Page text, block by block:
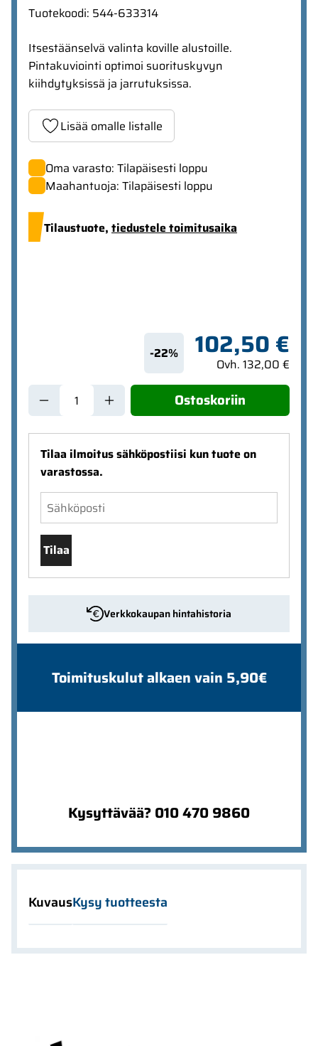
Tuotekoodi: 544-633314
Itsestäänselvä valinta koville alustoille.
Pintakuviointi optimoi suorituskyvyn
kiihdytyksissä ja jarrutuksissa.
Lisää omalle listalle
Oma varasto: Tilapäisesti loppu
Maahantuoja: Tilapäisesti loppu
Tilaustuote, tiedustele toimitusaika
-22% 102,50 €
Ovh. 132,00 €
Ostoskoriin
Tilaa ilmoitus sähköpostiisi kun tuote on
varastossa.
Tilaa
Verkkokaupan hintahistoria
Toimituskulut alkaen vain 5,90€
Kysyttävää? 010 470 9860
KuvausKysy tuotteesta